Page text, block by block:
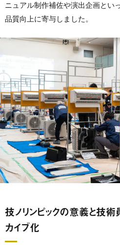
ニュアル制作補佐や演出企画とい
品質向上に寄与しました。
技ノリンピックの意義と技
カイブ化